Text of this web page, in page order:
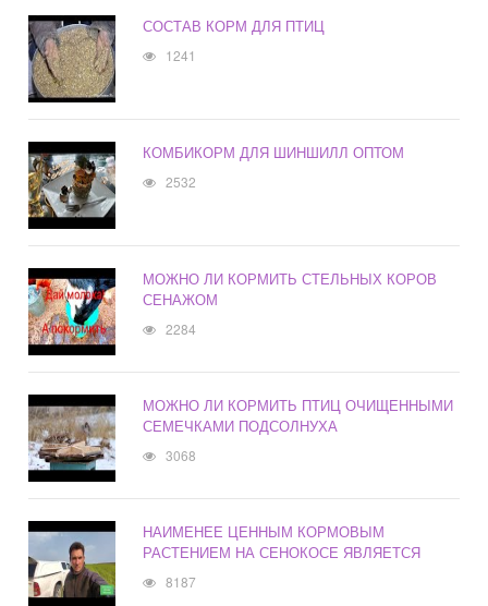
СОСТАВ КОРМ ДЛЯ ПТИЦ
1241
КОМБИКОРМ ДЛЯ ШИНШИЛЛ ОПТОМ
2532
МОЖНО ЛИ КОРМИТЬ СТЕЛЬНЫХ КОРОВ
СЕНАЖОМ
2284
МОЖНО ЛИ КОРМИТЬ ПТИЦ ОЧИЩЕННЫМИ
СЕМЕЧКАМИ ПОДСОЛНУХА
3068
НАИМЕНЕЕ ЦЕННЫМ КОРМОВЫМ
РАСТЕНИЕМ НА СЕНОКОСЕ ЯВЛЯЕТСЯ
8187